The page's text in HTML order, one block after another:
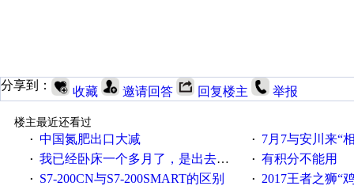
分享到： 收藏 邀请回答 回复楼主 举报
楼主最近还看过
· 中国氮肥出口大减 · 7月7与安川来“
· 我已经卧床一个多月了，是出去安装机械手在高速遭遇车祸所致:大家工作都要特别注意啊 · 有积分不能用
· S7-200CN与S7-200SMART的区别 · 2017王者之狮“鸡”情签到